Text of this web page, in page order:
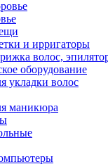
и ирригаторы
волос,
оборудование
укладки волос
маникюра